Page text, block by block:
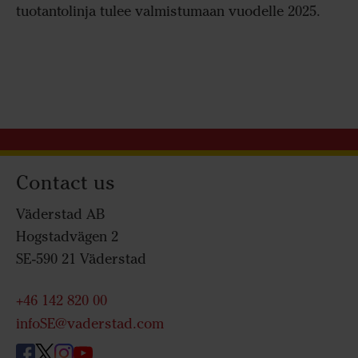
tuotantolinja tulee valmistumaan vuodelle 2025.
Contact us
Väderstad AB
Hogstadvägen 2
SE-590 21 Väderstad
+46 142 820 00
infoSE@vaderstad.com